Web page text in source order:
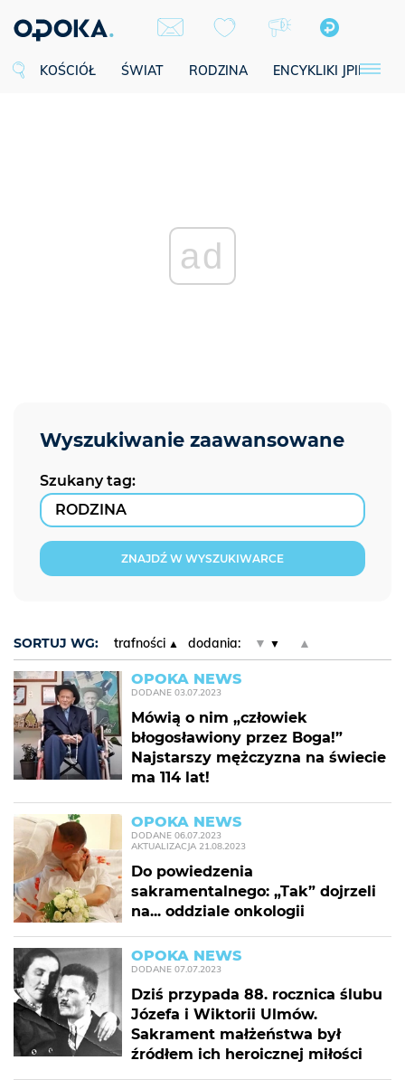
KOŚCIÓŁ ŚWIAT RODZINA ENCYKLIKI JPII
ad
Szukany tag:
ZNAJDŹ W WYSZUKIWARCE
SORTUJ WG: trafności dodania: ▼ ▲
OPOKA NEWS
DODANE 03.07.2023
Mówią o nim „człowiek
błogosławiony przez Boga!”
Najstarszy mężczyzna na świecie
ma 114 lat!
OPOKA NEWS
DODANE 06.07.2023
AKTUALIZACJA 21.08.2023
Do powiedzenia
sakramentalnego: „Tak” dojrzeli
na... oddziale onkologii
OPOKA NEWS
DODANE 07.07.2023
Dziś przypada 88. rocznica ślubu
Józefa i Wiktorii Ulmów.
Sakrament małżeństwa był
źródłem ich heroicznej miłości